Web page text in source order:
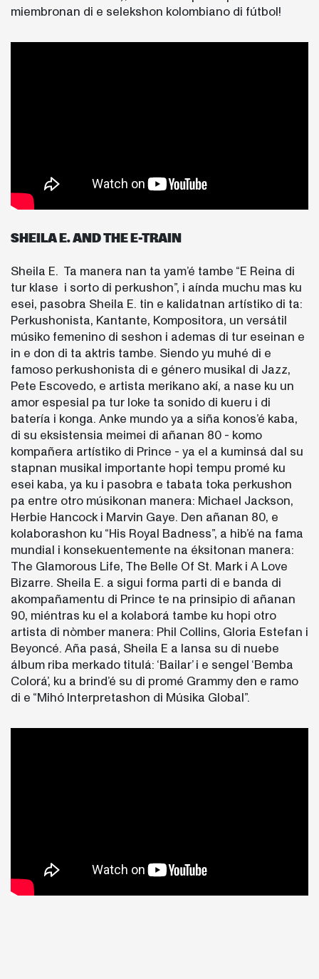
miembronan di e selekshon kolombiano di fútbol!
SHEILA E. AND THE E-TRAIN
Sheila E. Ta manera nan ta yam’é tambe “E Reina di
tur klase i sorto di perkushon”, i aínda muchu mas ku
esei, pasobra Sheila E. tin e kalidatnan artístiko di ta:
Perkushonista, Kantante, Kompositora, un versátil
músiko femenino di seshon i ademas di tur eseinan e
in e don di ta aktris tambe. Siendo yu muhé di e
famoso perkushonista di e género musikal di Jazz,
Pete Escovedo, e artista merikano akí, a nase ku un
amor espesial pa tur loke ta sonido di kueru i di
batería i konga. Anke mundo ya a siña konos’é kaba,
di su eksistensia meimei di añanan 80 - komo
kompañera artístiko di Prince - ya el a kuminsá dal su
stapnan musikal importante hopi tempu promé ku
esei kaba, ya ku i pasobra e tabata toka perkushon
pa entre otro músikonan manera: Michael Jackson,
Herbie Hancock i Marvin Gaye. Den añanan 80, e
kolaborashon ku “His Royal Badness”, a hib’é na fama
mundial i konsekuentemente na éksitonan manera:
The Glamorous Life, The Belle Of St. Mark i A Love
Bizarre. Sheila E. a sigui forma parti di e banda di
akompañamentu di Prince te na prinsipio di añanan
90, miéntras ku el a kolaborá tambe ku hopi otro
artista di nòmber manera: Phil Collins, Gloria Estefan i
Beyoncé. Aña pasá, Sheila E a lansa su di nuebe
álbum riba merkado titulá: ‘Bailar’ i e sengel ‘Bemba
Colorá’, ku a brind’é su di promé Grammy den e ramo
di e “Mihó Interpretashon di Músika Global”.